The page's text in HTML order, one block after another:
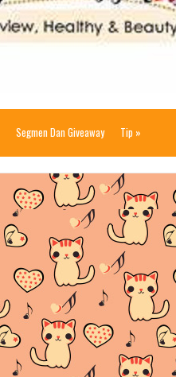
Segmen Dan Giveaway Tip »